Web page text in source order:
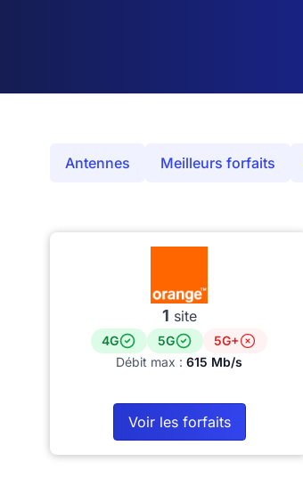
Antennes Meilleurs forfaits
1 site
4G 5G
5G+
Débit max : 615 Mb/s
Voir les forfaits